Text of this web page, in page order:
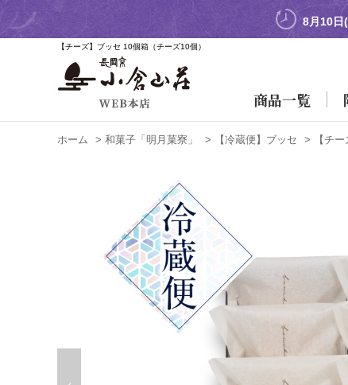
【チーズ】ブッセ 10個箱 （チーズ10個）
8月10日
商品一覧
ホーム > 和菓子「明月菓寮」 > 【冷蔵便】ブッセ > 【チ